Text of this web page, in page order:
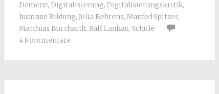
Demenz, Digitalisierung, Digitalisierungskritik,
humane Bildung, Julia Behrens, Manfed Spitzer,
Matthias Burchardt, Ralf Lankau, Schule
4 Kommentare